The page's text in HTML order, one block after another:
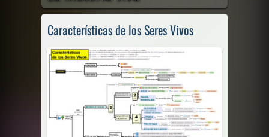
Características de los Seres Vivos